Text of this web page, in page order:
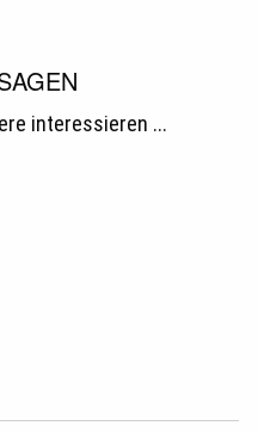
interessieren ...